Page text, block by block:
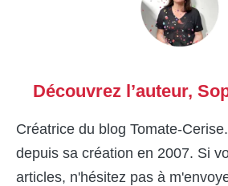
Découvrez l’auteur,
Créatrice du blog Tomate-
depuis sa création en 2007. Si
articles, n'hésitez pas à